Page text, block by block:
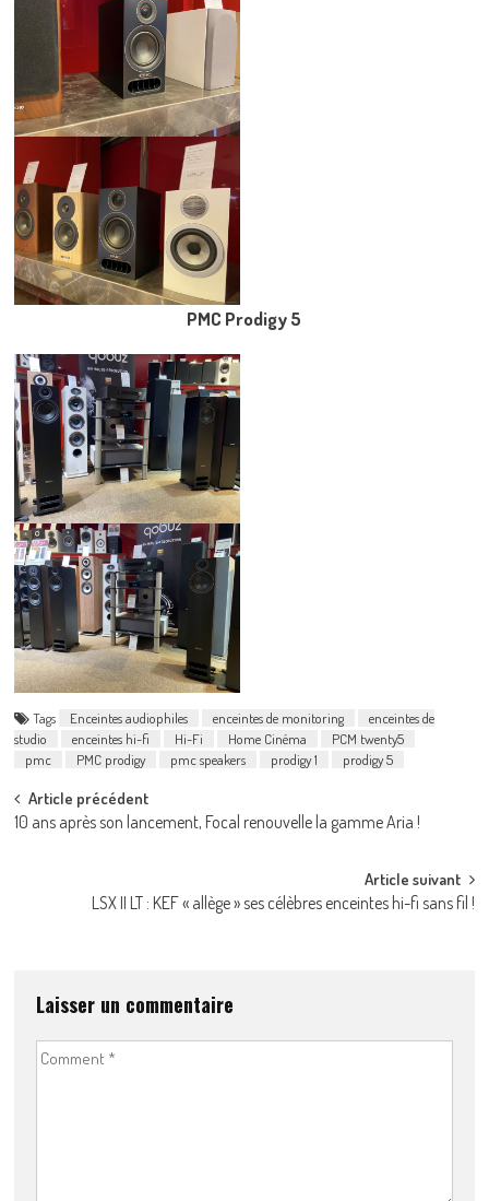
PMC Prodigy 5
Tags Enceintes audiophiles enceintes de monitoring
enceintes de
studio
enceintes hi-fi Hi-Fi Home Cinéma
PCM twenty5
pmc
PMC prodigy pmc speakers prodigy 1 prodigy 5
Post
navigation
Article précédent
10 ans après son lancement, Focal renouvelle la gamme Aria !
Article suivant
LSX II LT : KEF « allège » ses célèbres enceintes hi-fi sans fil !
Laisser un commentaire